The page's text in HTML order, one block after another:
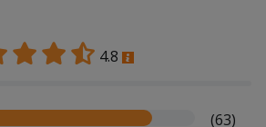
4.8
(63)